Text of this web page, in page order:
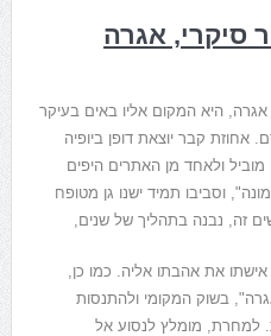
סיקרי, אגרה
היא המקום אליו באים בעיקר
קבר יוצאת דופן ביופיה
ולאחד מן האתרים היפים
וסביבו תמיד ישנו גן מטופח
זה, נבנה בתהליך של שנים,
את אהבתו אליה. כמו כן,
בשוק המקומי ולהתנסות
למחרת, מומלץ לנסוע אל